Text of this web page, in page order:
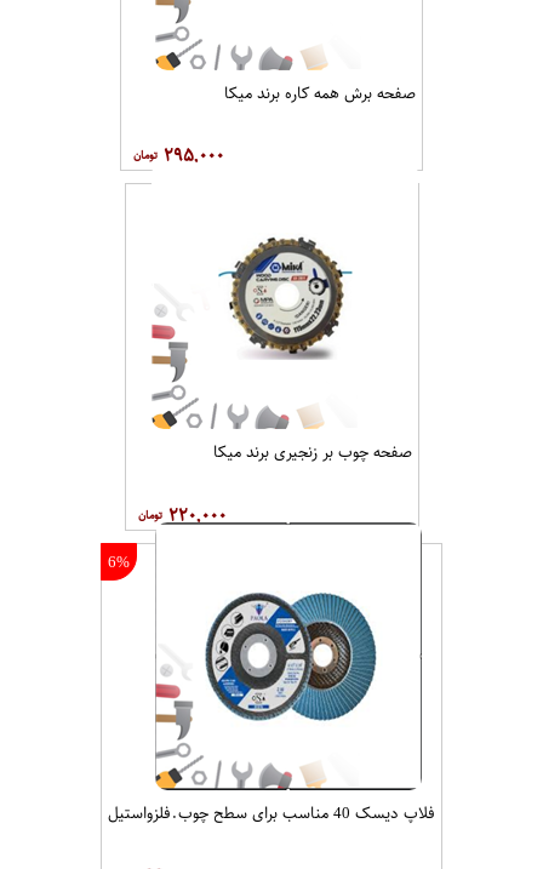
صفحه برش همه کاره برند میکا
۲۹۵,۰۰۰
صفحه چوب بر زنجیری برند میکا
۲۲۰,۰۰۰
6%
فلاپ دیسک 40 مناسب برای سطح چوب.فلزواستیل